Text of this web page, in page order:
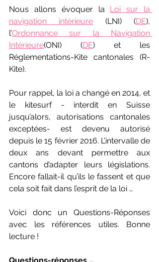
Nous allons évoquer la Loi sur la
navigation intérieure (LNI) (DE),
l’Ordonnance sur la Navigation
Intérieure(ONI) (DE) et les
Réglementations-Kite cantonales (R-
Kite).
Pour rappel, la loi a changé en 2014, et
le kitesurf - interdit en Suisse
jusqu’alors, autorisations cantonales
exceptées- est devenu autorisé
depuis le 15 février 2016. L’intervalle de
deux ans devant permettre aux
cantons d’adapter leurs législations.
Encore fallait-il qu’ils le fassent et que
cela soit fait dans l’esprit de la loi …
Voici donc un Questions-Réponses
avec les références utiles. Bonne
lecture !